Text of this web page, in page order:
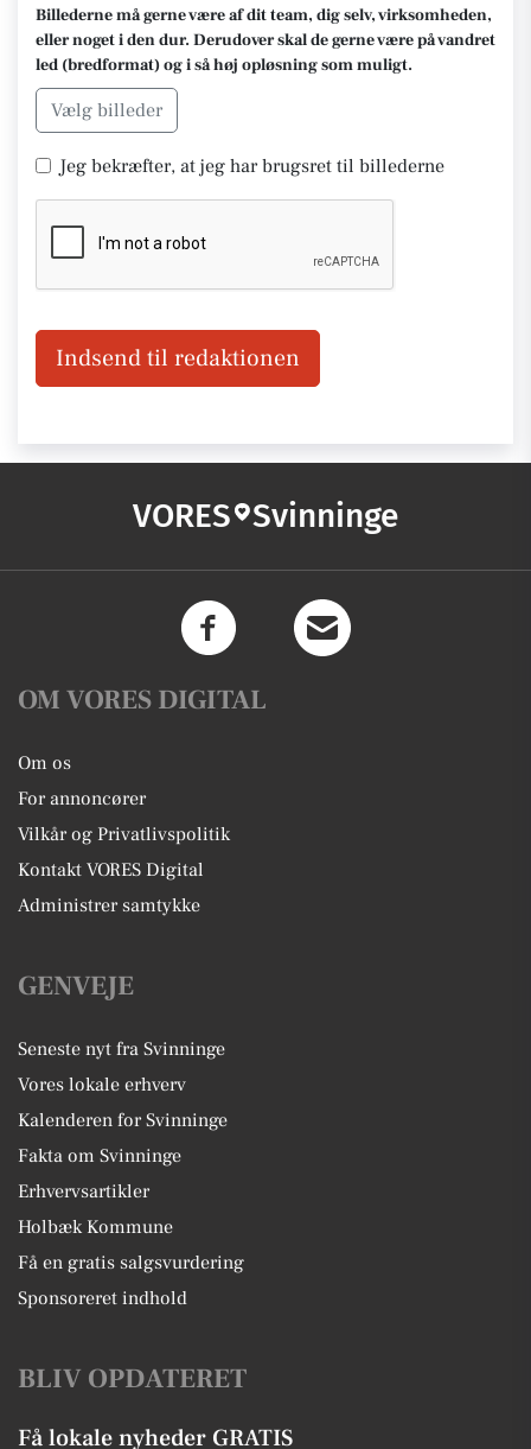
Billederne må gerne være af dit team, dig selv, virksomheden,
eller noget i den dur. Derudover skal de gerne være på vandret
led (bredformat) og i så høj opløsning som muligt.
Vælg billeder
Jeg bekræfter, at jeg har brugsret til billederne
Indsend til redaktionen
VORES Svinninge
OM VORES DIGITAL
Om os
For annoncører
Vilkår og Privatlivspolitik
Kontakt VORES Digital
Administrer samtykke
GENVEJE
Seneste nyt fra Svinninge
Vores lokale erhverv
Kalenderen for Svinninge
Fakta om Svinninge
Erhvervsartikler
Holbæk Kommune
Få en gratis salgsvurdering
Sponsoreret indhold
BLIV OPDATERET
Få lokale nyheder GRATIS